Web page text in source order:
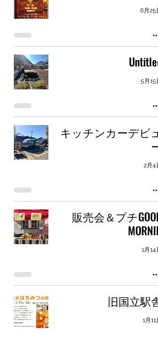
6月25日
Untitled
5月15日
キッチンカーデビュ
ー
2月4日
販売会＆プチGOOD
MORNIN
1月14日
旧国立駅舎
1月11日